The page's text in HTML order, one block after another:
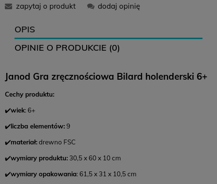
12,99 zł
14,99 zł 18,99 zł 0 zł
Brak konieczności drukowania listu przewozowego
zapytaj o produkt dodaj opinię
OPIS
OPINIE O PRODUKCIE (0)
Janod Gra zręcznościowa Bilard holenderski 6+
Cechy produktu:
✔️wiek: 6+
✔️liczba elementów:9
✔️materiał:drewno FSC
✔️wymiary produktu: 30,5 x 60 x 10 cm
✔️wymiary opakowania: 61,5 x 31 x 10,5 cm